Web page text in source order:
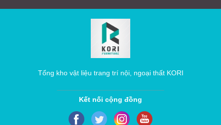
Tổng kho vật liệu trang trí nội, ngoại thất KORI
Kết nối cộng đồng